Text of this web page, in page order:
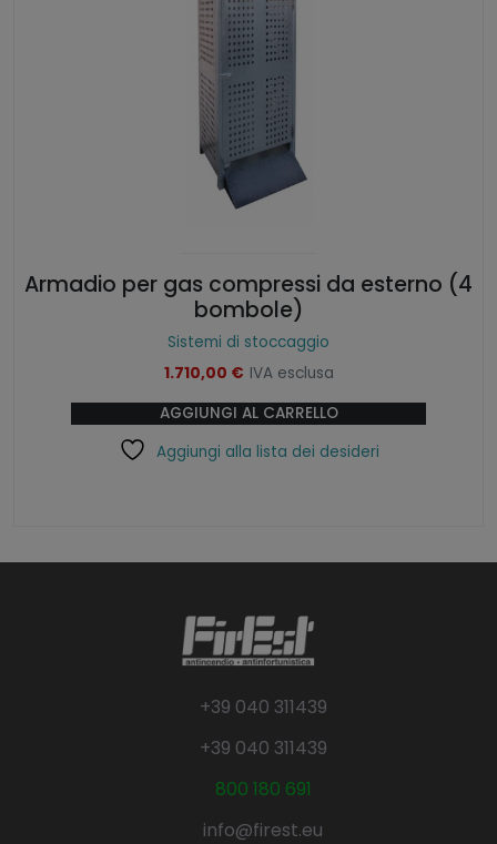
Armadio per gas compressi da esterno (4
bombole)
Sistemi di stoccaggio
1.710,00 € IVA esclusa
AGGIUNGI AL CARRELLO
Aggiungi alla lista dei desideri
+39 040 311439
+39 040 311439
800 180 691
info@firest.eu